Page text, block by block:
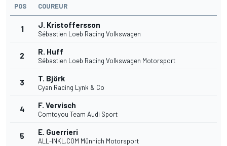
POS COUREUR
1 J. Kristoffersson
Sébastien Loeb Racing Volkswagen
2 R. Huff
Sébastien Loeb Racing Volkswagen Motorsport
3 T. Björk
Cyan Racing Lynk & Co
4 F. Vervisch
Comtoyou Team Audi Sport
5 E. Guerrieri
ALL-INKL.COM Münnich Motorsport